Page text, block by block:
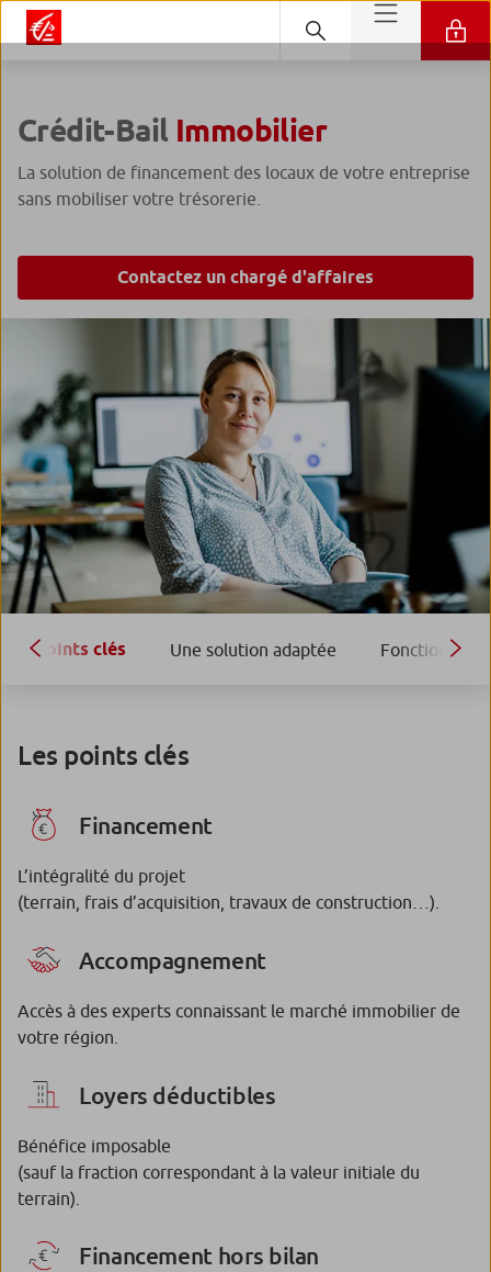
Crédit-Bail Immobilier
La solution de financement des locaux de votre entreprise
sans mobiliser votre trésorerie.
Contactez un chargé d'affaires
Points clés Une solution adaptée
Les points clés
Financement
L’intégralité du projet
(terrain, frais d’acquisition, travaux de construction…).
Accompagnement
Accès à des experts connaissant le marché immobilier de
votre région.
Loyers déductibles
Bénéfice imposable
(sauf la fraction correspondant à la valeur initiale du
terrain).
Financement hors bilan